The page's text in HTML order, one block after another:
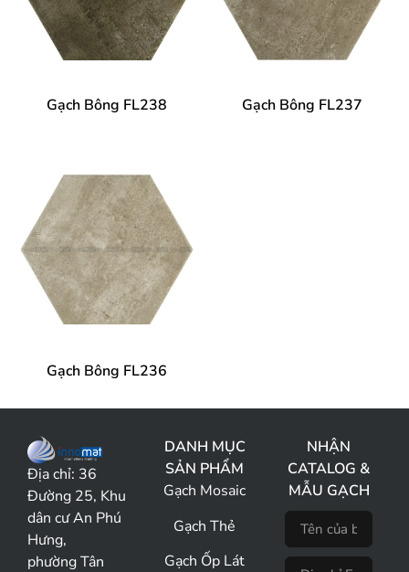
Gạch Bông FL238 Gạch Bông FL237
Gạch Bông FL236
Địa chỉ: 36
Đường 25, Khu
dân cư An Phú
Hưng,
phường Tân
DANH MỤC
SẢN PHẨM
Gạch Mosaic
Gạch Thẻ
Gạch Ốp Lát
NHẬN
CATALOG &
MẪU GẠCH